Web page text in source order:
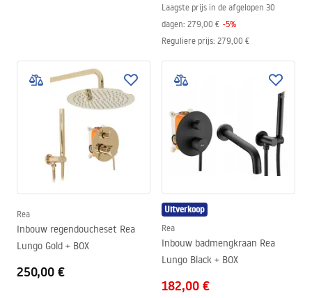
Laagste prijs in de afgelopen 30
dagen: 279,00 € -5%
Reguliere prijs: 279,00 €
Rea
Inbouw regendoucheset Rea
Lungo Gold + BOX
250,00 €
Uitverkoop
Rea
Inbouw badmengkraan Rea
Lungo Black + BOX
182,00 €